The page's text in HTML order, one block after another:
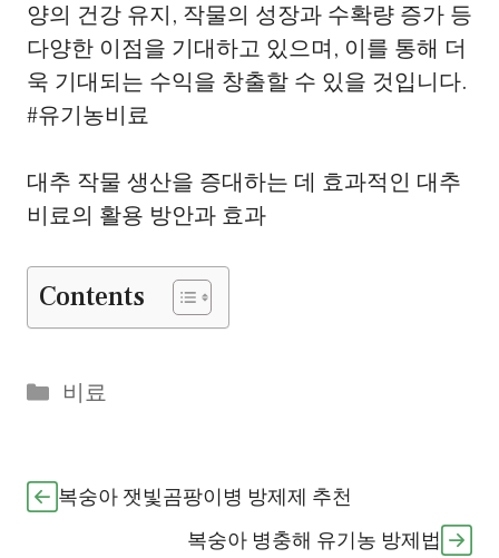
양의 건강 유지, 작물의 성장과 수확량 증가 등
다양한 이점을 기대하고 있으며, 이를 통해 더
욱 기대되는 수익을 창출할 수 있을 것입니다.
#유기농비료
대추 작물 생산을 증대하는 데 효과적인 대추
비료의 활용 방안과 효과
Contents
Categories
비료
복숭아 잿빛곰팡이병 방제제 추천
복숭아 병충해 유기농 방제법